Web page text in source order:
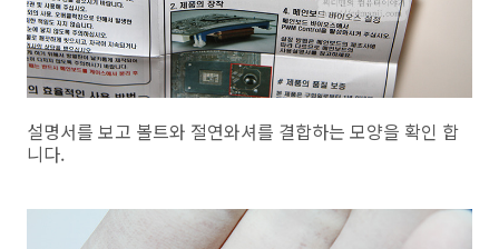
설명서를 보고 볼트와 절연와셔를 결합하는 모양을 확인 합
니다.